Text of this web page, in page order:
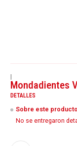
|
Mondadientes
DETALLES
Sobre este
No se entregaron